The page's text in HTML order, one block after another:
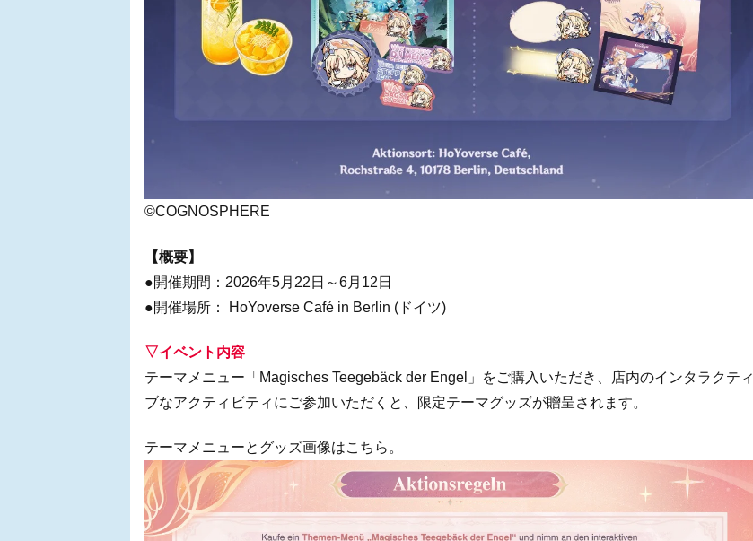
©COGNOSPHERE
【概要】
●開催期間：2026年5月22日～6月12日
●開催場所： HoYoverse Café in Berlin (ドイツ)
▽イベント内容
テーマメニュー「Magisches Teegebäck der Engel」をご購入いただき、店内のインタラクティ
ブなアクティビティにご参加いただくと、限定テーマグッズが贈呈されます。
テーマメニューとグッズ画像はこちら。